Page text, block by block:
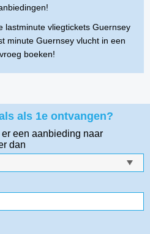
lastminute vliegtickets Guernsey
minute Guernsey vlucht in een
boeken!
als 1e ontvangen?
een aanbieding naar
dan